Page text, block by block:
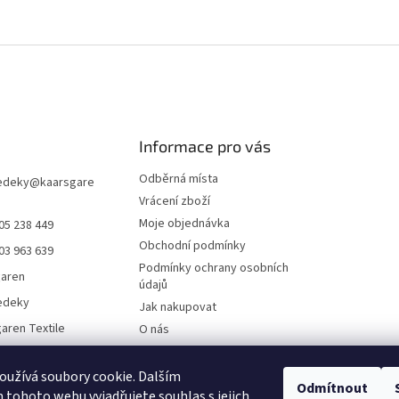
soubory cookie. Dalším
Odmítnout
@kaarsgare
238 449
963 639
Textile
Informace pro vás
Odběrná místa
Vrácení zboží
Moje objednávka
Obchodní podmínky
Podmínky ochrany osobních
údajů
Jak nakupovat
O nás
On-line platby